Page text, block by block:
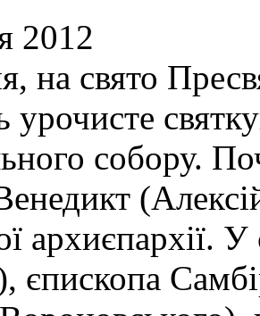
2012
на свято
урочисте
собору.
архиєпархії.
єпископа